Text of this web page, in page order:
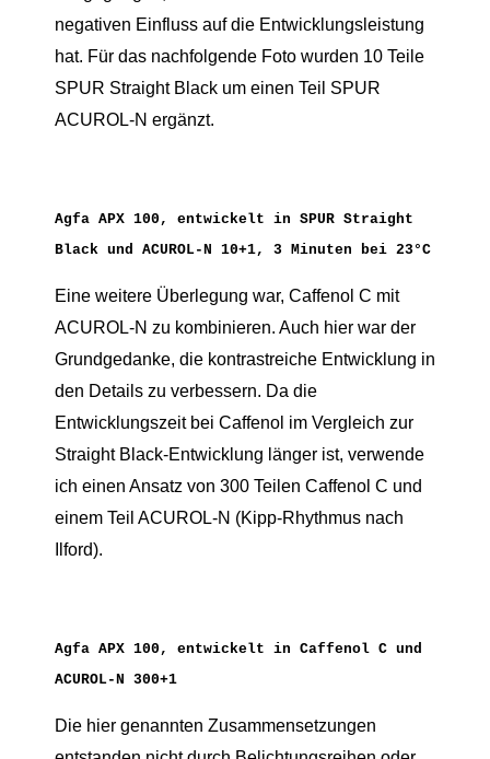
negativen Einfluss auf die Entwicklungsleistung
hat. Für das nachfolgende Foto wurden 10 Teile
SPUR Straight Black um einen Teil SPUR
ACUROL-N ergänzt.
Agfa APX 100, entwickelt in SPUR Straight
Black und ACUROL-N 10+1, 3 Minuten bei 23°C
Eine weitere Überlegung war, Caffenol C mit
ACUROL-N zu kombinieren. Auch hier war der
Grundgedanke, die kontrastreiche Entwicklung in
den Details zu verbessern. Da die
Entwicklungszeit bei Caffenol im Vergleich zur
Straight Black-Entwicklung länger ist, verwende
ich einen Ansatz von 300 Teilen Caffenol C und
einem Teil ACUROL-N (Kipp-Rhythmus nach
Ilford).
Agfa APX 100, entwickelt in Caffenol C und
ACUROL-N 300+1
Die hier genannten Zusammensetzungen